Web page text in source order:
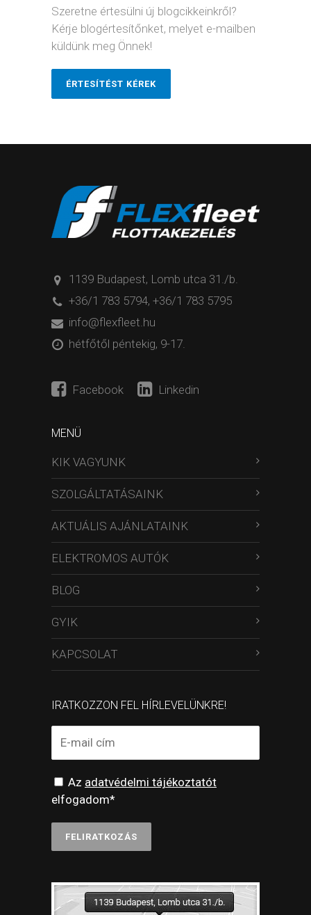
Szeretne értesülni új blogcikkeinkről?
Kérje blogértesítőnket, melyet e-mailben
küldünk meg Önnek!
ÉRTESÍTÉST KÉREK
1139 Budapest, Lomb utca 31./b.
+36/1 783 5794, +36/1 783 5795
info@flexfleet.hu
hétfőtől péntekig, 9-17.
Facebook Linkedin
MENÜ
KIK VAGYUNK
SZOLGÁLTATÁSAINK
AKTUÁLIS AJÁNLATAINK
ELEKTROMOS AUTÓK
BLOG
GYIK
KAPCSOLAT
IRATKOZZON FEL HÍRLEVELÜNKRE!
Az adatvédelmi tájékoztatót
elfogadom*